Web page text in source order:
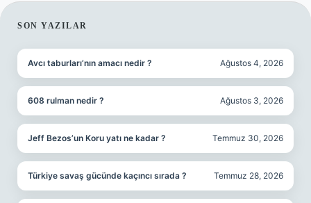
SIDEBAR
SON YAZILAR
Avcı taburları’nın amacı nedir ? Ağustos 4, 2026
608 rulman nedir ? Ağustos 3, 2026
Jeff Bezos’un Koru yatı ne kadar ? Temmuz 30, 2026
Türkiye savaş gücünde kaçıncı sırada ? Temmuz 28, 2026